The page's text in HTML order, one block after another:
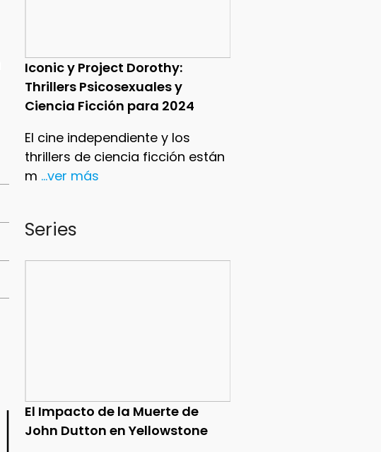
Iconic y Project Dorothy:
Thrillers Psicosexuales y
Ciencia Ficción para 2024
El cine independiente y los
thrillers de ciencia ficción están
m ...ver más
Series
El Impacto de la Muerte de
John Dutton en Yellowstone